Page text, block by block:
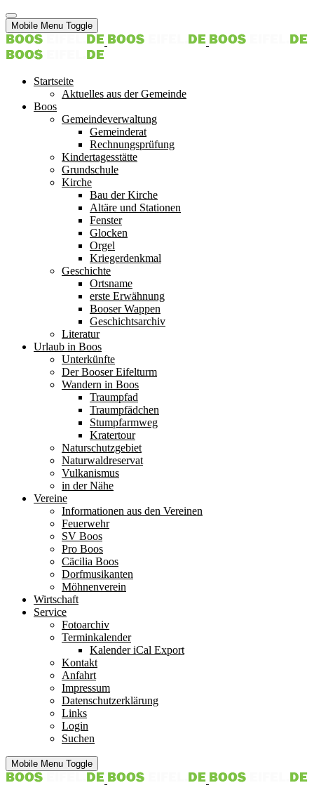
Mobile Menu Toggle
Startseite
Aktuelles aus der Gemeinde
Boos
Gemeindeverwaltung
Gemeinderat
Rechnungsprüfung
Kindertagesstätte
Grundschule
Kirche
Bau der Kirche
Altäre und Stationen
Fenster
Glocken
Orgel
Kriegerdenkmal
Geschichte
Ortsname
erste Erwähnung
Booser Wappen
Geschichtsarchiv
Literatur
Urlaub in Boos
Unterkünfte
Der Booser Eifelturm
Wandern in Boos
Traumpfad
Traumpfädchen
Stumpfarmweg
Kratertour
Naturschutzgebiet
Naturwaldreservat
Vulkanismus
in der Nähe
Vereine
Informationen aus den Vereinen
Feuerwehr
SV Boos
Pro Boos
Cäcilia Boos
Dorfmusikanten
Möhnenverein
Wirtschaft
Service
Fotoarchiv
Terminkalender
Kalender iCal Export
Kontakt
Anfahrt
Impressum
Datenschutzerklärung
Links
Login
Suchen
Mobile Menu Toggle